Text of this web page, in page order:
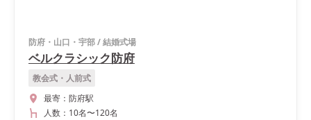
防府・山口・宇部/結婚式場
ベルクラシック防府
教会式・人前式
最寄： 防府駅
人数： 10名〜120名